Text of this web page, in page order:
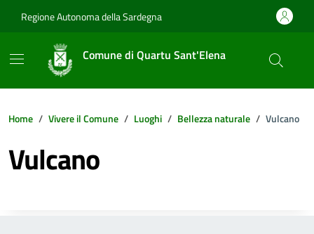
Regione Autonoma della Sardegna
Comune di Quartu Sant'Elena
Home Vivere il Comune Luoghi Bellezza naturale Vulcano
Vulcano